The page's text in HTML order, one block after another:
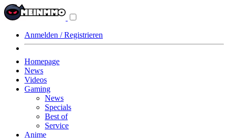
Anmelden / Registrieren
Homepage
News
Videos
Gaming
News
Specials
Best of
Service
Anime